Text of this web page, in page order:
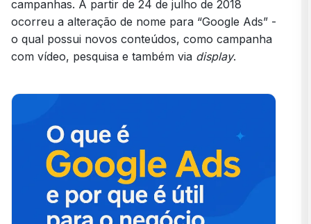
campanhas. A partir de 24 de julho de 2018
ocorreu a alteração de nome para “Google Ads” -
o qual possui novos conteúdos, como campanha
com vídeo, pesquisa e também via display.